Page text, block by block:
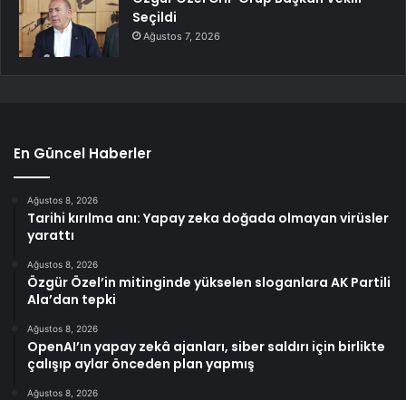
Seçildi
Ağustos 7, 2026
En Güncel Haberler
Ağustos 8, 2026
Tarihi kırılma anı: Yapay zeka doğada olmayan virüsler
yarattı
Ağustos 8, 2026
Özgür Özel’in mitinginde yükselen sloganlara AK Partili
Ala’dan tepki
Ağustos 8, 2026
OpenAI’ın yapay zekâ ajanları, siber saldırı için birlikte
çalışıp aylar önceden plan yapmış
Ağustos 8, 2026